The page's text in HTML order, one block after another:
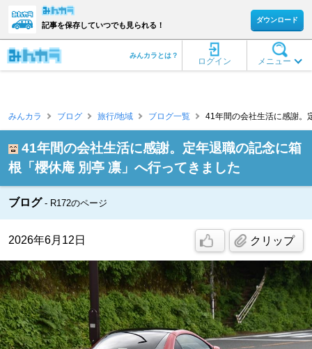
記事を保存していつでも見られる！
ダウンロード
メニュー
ログイン
みんカラとは？
みんカラ ブログ 旅行/地域 ブログ一覧 41年間の会社生活に感謝。
41年間の会社生活に感謝。定年退職の記念に箱
根「櫻休庵 別亭 凛」へ行ってきました
ブログ R172のページ
2026年6月12日 クリップ